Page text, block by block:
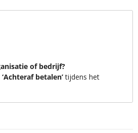
of bedrijf?
‘Achteraf betalen’tijdens het